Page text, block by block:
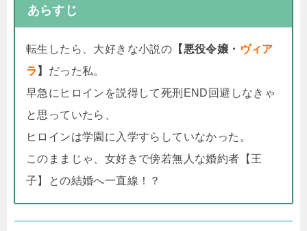
あらすじ
転生したら、大好きな小説の 【悪役令嬢・ ヴィア
ラ 】 だった私。
早急にヒロインを説得して死刑END回避しなきゃ
と思っていたら、
ヒロインは学園に入学すらしていなかった。
このままじゃ、女好きで傍若無人な婚約者【王
子】との結婚へ一直線！？